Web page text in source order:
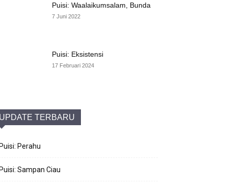
Puisi: Waalaikumsalam, Bunda
7 Juni 2022
Puisi: Eksistensi
17 Februari 2024
TERBARU
Perahu
Sampan Ciau